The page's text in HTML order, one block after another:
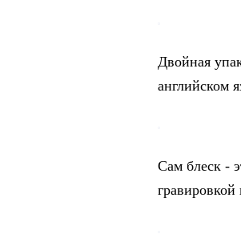
Двойная
английском
Сам блеск -
гравировкой